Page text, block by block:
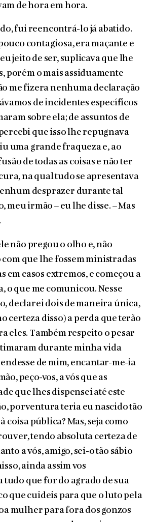
de hora em hora.
fui reencontrá-lo já abatido.
contagiosa, era maçante e
jeito de ser, suplicava que lhe
porém o mais assiduamente
me fizera nenhuma declaração
de incidentes específicos
sobre ela; de assuntos de
que isso lhe repugnava
uma grande fraqueza e, ao
de todas as coisas e não ter
na qual tudo se apresentava
desprazer durante tal
meu irmão – eu lhe disse. – Mas
não pregou o olho e, não
que lhe fossem ministradas
em casos extremos, e começou a
o que me comunicou. Nesse
declarei dois de maneira única,
certeza disso) a perda que terão
eles. Também respeito o pesar
durante minha vida
de mim, encantar-me-ia
peço-vos, a vós que as
que lhes dispensei até este
porventura teria eu nascido tão
pública? Mas, seja como
tendo absoluta certeza de
a vós, amigo, sei-o tão sábio
ainda assim vos
tudo que for do agrado de sua
que cuideis para que o luto pela
mulher para fora dos gonzos